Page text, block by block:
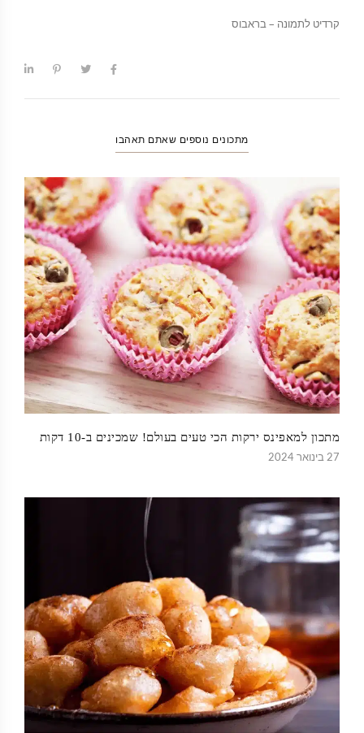
קרדיט לתמונה – בראבוס
מתכונים נוספים שאתם תאהבו
מתכון למאפינס ירקות הכי טעים בעולם! שמכינים ב-10 דקות
27 בינואר 2024